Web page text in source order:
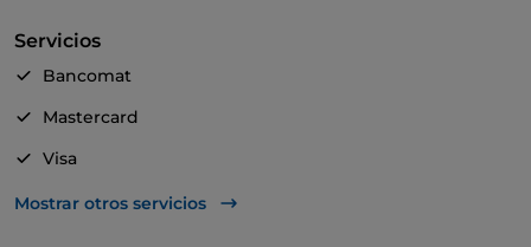
Servicios
Bancomat
Mastercard
Visa
Acceso para inválidos
Mostrar otros servicios